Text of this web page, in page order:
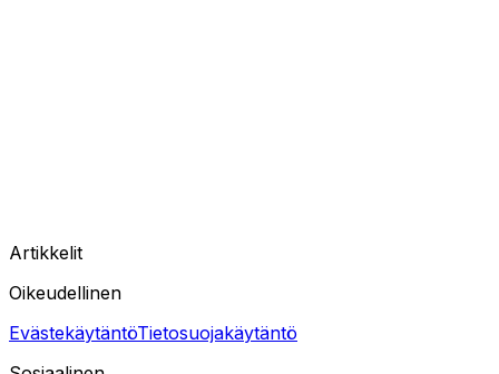
Artikkelit
Oikeudellinen
EvästekäytäntöTietosuojakäytäntö